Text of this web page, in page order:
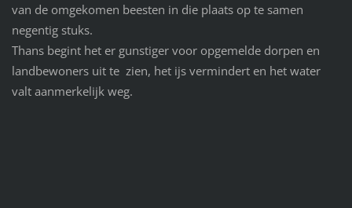
van de omgekomen beesten in die plaats op te samen
negentig stuks.
Thans begint het er gunstiger voor opgemelde dorpen en
landbewoners uit te zien, het ijs vermindert en het water
valt aanmerkelijk weg.